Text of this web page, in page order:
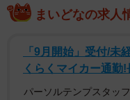
まいどなの求人
「9月開始」受付/未
くらくマイカー通勤
パーソルテンプスタッ